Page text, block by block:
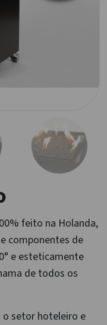
feito na Holanda,
componentes de
e esteticamente
de todos os
o setor hoteleiro e